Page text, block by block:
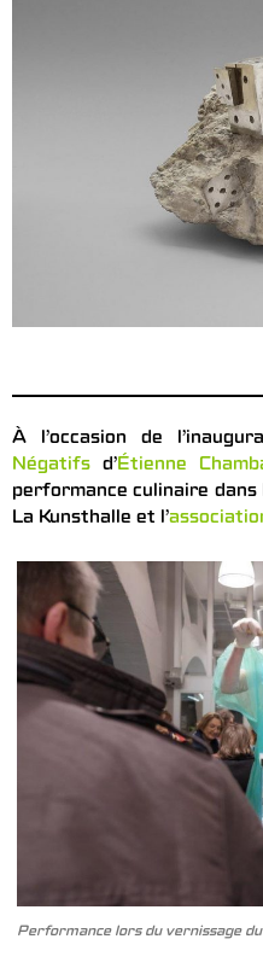
À l’occasion de
Négatifs d’Étienne
performance culinaire
La Kunsthalle et l’
Performance lors du vernissage